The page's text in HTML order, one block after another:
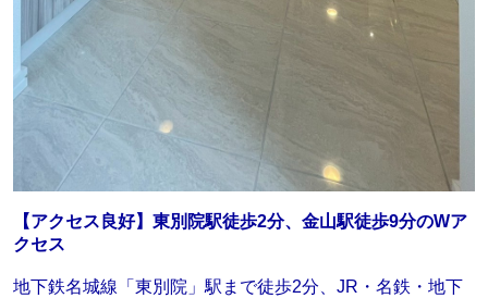
【アクセス良好】東別院駅徒歩2分、金山駅徒歩9分のWア
クセス
地下鉄名城線「東別院」駅まで徒歩2分、JR・名鉄・地下